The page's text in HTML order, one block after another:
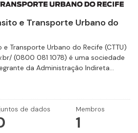
e Transporte Urbano do
Transporte Urbano do Recife (CTTU)
(0800 081 1078) é uma sociedade
da Administração Indireta...
de dados Membros
1